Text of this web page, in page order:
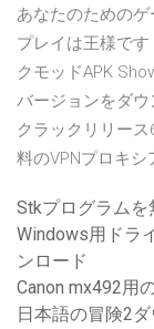
あなたのための
プレイは王様で
クモッドAPK
バージョンをダウ
クラックリリー
料のVPNプロキシ
Stkプログラムを
Windows用ドラ
ンロード
Canon mx492用
日本語の冒険2